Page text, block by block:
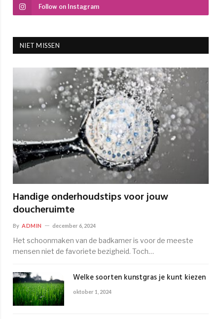
Follow on Instagram
NIET MISSEN
Handige onderhoudstips voor jouw
doucheruimte
By ADMIN december 6, 2024
Het schoonmaken van de badkamer is voor de meeste
mensen niet de favoriete bezigheid. Toch…
Welke soorten kunstgras je kunt kiezen
oktober 1, 2024